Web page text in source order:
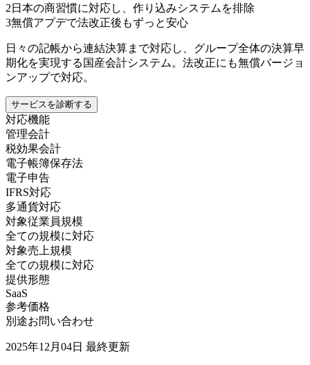
2 日本の商習慣に対応し、作り込みシステムを排除
3無償アプデで法改正後もずっと安心
日々の記帳から連結決算まで対応し、グループ全体の決算早
期化を実現する国産会計システム。法改正にも無償バージョ
ンアップで対応。
サービスを診断する
対応機能
管理会計
税効果会計
電子帳簿保存法
電子申告
IFRS対応
多通貨対応
対象従業員規模
全ての規模に対応
対象売上規模
全ての規模に対応
提供形態
SaaS
参考価格
別途お問い合わせ
2025年12月04日 最終更新